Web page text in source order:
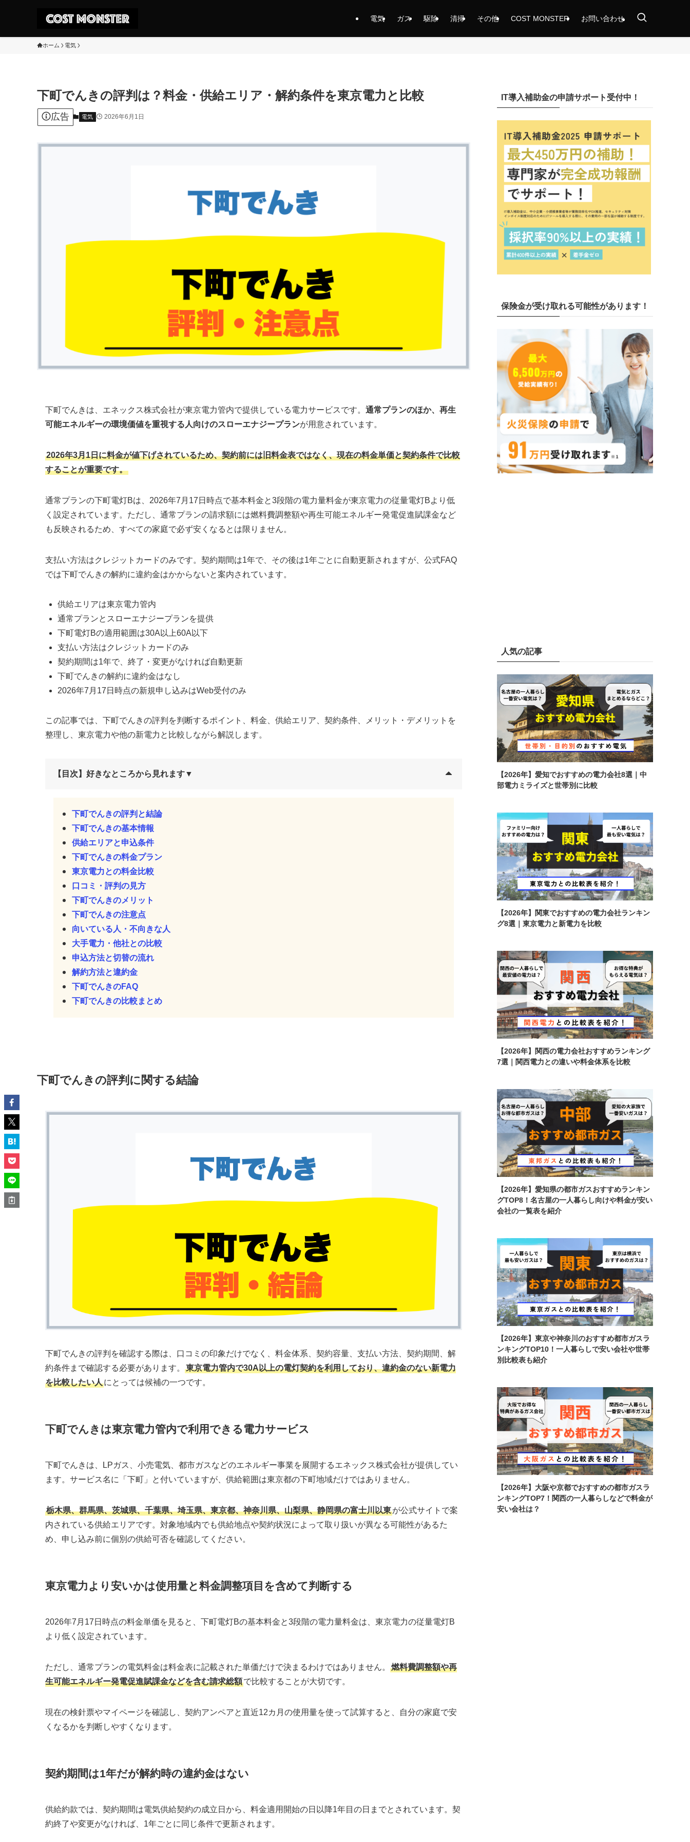
電気 ガス 駆除 清掃 その他 COST MONSTER お問い合わせ
ホーム 電気
下町でんきの評判は？料金・供給エリア・解約条件を東京電力と比較
広告 電気 2026年6月1日
下町でんきは、エネックス株式会社が東京電力管内で提供している電力サービスです。 通常プランのほか、再生
可能エネルギーの環境価値を重視する人向けのスローエナジープランが用意されています。
2026年3月1日に料金が値下げされているため、契約前には旧料金表ではなく、現在の料金単価と契約条件で比較
することが重要です。
通常プランの下町電灯Bは、2026年7月17日時点で基本料金と3段階の電力量料金が東京電力の従量電灯Bより低
く設定されています。ただし、通常プランの請求額には燃料費調整額や再生可能エネルギー発電促進賦課金など
も反映されるため、すべての家庭で必ず安くなるとは限りません。
支払い方法はクレジットカードのみです。契約期間は1年で、その後は1年ごとに自動更新されますが、公式FAQ
では下町でんきの解約に違約金はかからないと案内されています。
供給エリアは東京電力管内
通常プランとスローエナジープランを提供
下町電灯Bの適用範囲は30A以上60A以下
支払い方法はクレジットカードのみ
契約期間は1年で、終了・変更がなければ自動更新
下町でんきの解約に違約金はなし
2026年7月17日時点の新規申し込みはWeb受付のみ
この記事では、下町でんきの評判を判断するポイント、料金、供給エリア、契約条件、メリット・デメリットを
整理し、東京電力や他の新電力と比較しながら解説します。
【目次】好きなところから見れます▼
下町でんきの評判と結論
下町でんきの基本情報
供給エリアと申込条件
下町でんきの料金プラン
東京電力との料金比較
口コミ・評判の見方
下町でんきのメリット
下町でんきの注意点
向いている人・不向きな人
大手電力・他社との比較
申込方法と切替の流れ
解約方法と違約金
下町でんきのFAQ
下町でんきの比較まとめ
下町でんきの評判に関する結論
下町でんきの評判を確認する際は、口コミの印象だけでなく、料金体系、契約容量、支払い方法、契約期間、解
約条件まで確認する必要があります。
東京電力管内で30A以上の電灯契約を利用しており、違約金のない新電力
を比較したい人にとっては候補の一つです。
下町でんきは東京電力管内で利用できる電力サービス
下町でんきは、LPガス、小売電気、都市ガスなどのエネルギー事業を展開するエネックス株式会社が提供してい
ます。サービス名に「下町」と付いていますが、供給範囲は東京都の下町地域だけではありません。
栃木県、群馬県、茨城県、千葉県、埼玉県、東京都、神奈川県、山梨県、静岡県の富士川以東が公式サイトで案
内されている供給エリアです。対象地域内でも供給地点や契約状況によって取り扱いが異なる可能性があるた
め、申し込み前に個別の供給可否を確認してください。
東京電力より安いかは使用量と料金調整項目を含めて判断する
2026年7月17日時点の料金単価を見ると、下町電灯Bの基本料金と3段階の電力量料金は、東京電力の従量電灯B
より低く設定されています。
ただし、通常プランの電気料金は料金表に記載された単価だけで決まるわけではありません。
燃料費調整額や再
生可能エネルギー発電促進賦課金などを含む請求総額で比較することが大切です。
現在の検針票やマイページを確認し、契約アンペアと直近12カ月の使用量を使って試算すると、自分の家庭で安
くなるかを判断しやすくなります。
契約期間は1年だが解約時の違約金はない
供給約款では、契約期間は電気供給契約の成立日から、料金適用開始の日以降1年目の日までとされています。契
約終了や変更がなければ、1年ごとに同じ条件で更新されます。
IT導入補助金の申請サポート受付中！
保険金が受け取れる可能性があります！
人気の記事
【2026年】愛知でおすすめの電力会社8選｜中
部電力ミライズと世帯別に比較
【2026年】関東でおすすめの電力会社ランキン
グ8選｜東京電力と新電力を比較
【2026年】関西の電力会社おすすめランキング
7選｜関西電力との違いや料金体系を比較
【2026年】愛知県の都市ガスおすすめランキン
グTOP8！名古屋の一人暮らし向けや料金が安い
会社の一覧表を紹介
【2026年】東京や神奈川のおすすめ都市ガスラ
ンキングTOP10！一人暮らしで安い会社や世帯
別比較表も紹介
【2026年】大阪や京都でおすすめの都市ガスラ
ンキングTOP7！関西の一人暮らしなどで料金が
安い会社は？